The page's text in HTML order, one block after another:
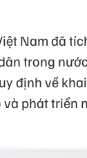
Nam đã
trong
định về
phát triển